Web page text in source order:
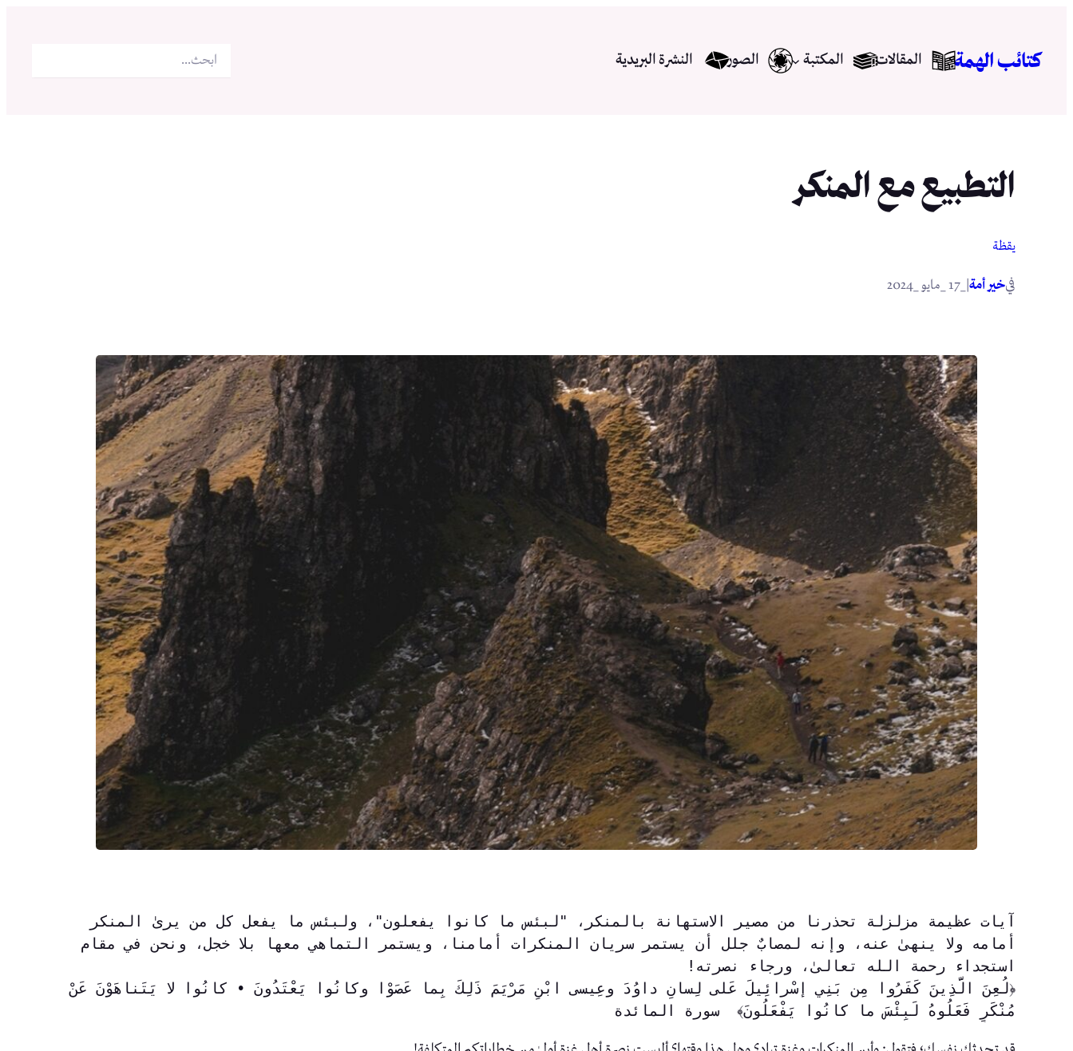
المحتوىكتائب الهمة المقالات المكتبة الصور النشرة البريدية البحث
التطبيع مع المنكر
يقظة
فيخير أمة
استجداء رحمة الله تعالىٰ، ورجاء نصرته!
﴿لُعِنَ الَّذِينَ كَفَرُوا مِن بَنِي إسْرائِيلَ عَلى لِسانِ داوُدَ وعِيسى ابْنِ مَرْيَمَ ذَلِكَ بِما عَصَوْا وكانُوا يَعْتَدُونَ • كانُوا لا يَتَناهَوْنَ عَنْ
مُنْكَرٍ فَعَلُوهُ لَبِئْسَ ما كانُوا يَفْعَلُونَ﴾  سورة المائدة